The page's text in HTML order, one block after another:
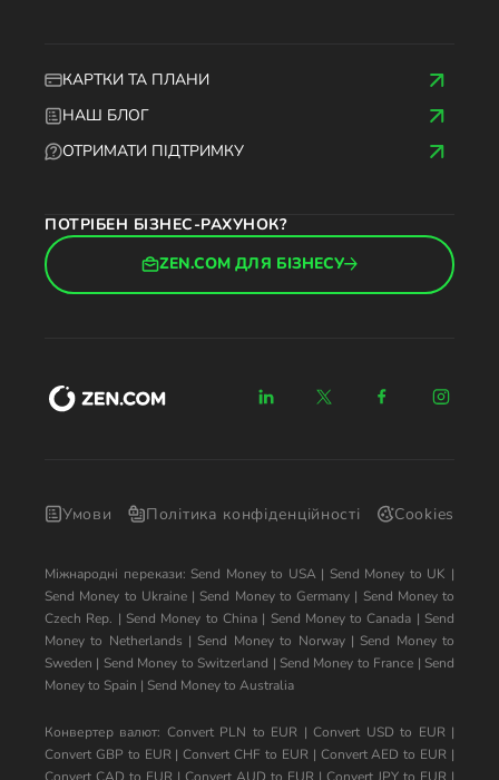
КАРТКИ ТА ПЛАНИ
НАШ БЛОГ
ОТРИМАТИ ПІДТРИМКУ
ПОТРІБЕН БІЗНЕС-РАХУНОК?
ZEN.COM ДЛЯ БІЗНЕСУ
Умови Політика конфіденційності Cookies
Міжнародні перекази: Send Money to USA| Send Money to UK |
Send Money to Ukraine| Send Money to Germany | Send Money to
Czech Rep. | Send Money to China| Send Money to Canada | Send
Money to Netherlands | Send Money to Norway| Send Money to
Sweden | Send Money to Switzerland | Send Money to France | Send
Money to Spain | Send Money to Australia
Конвертер валют: Convert PLN to EUR |Convert USD to EUR|
Convert GBP to EUR|Convert CHF to EUR| Convert AED to EUR |